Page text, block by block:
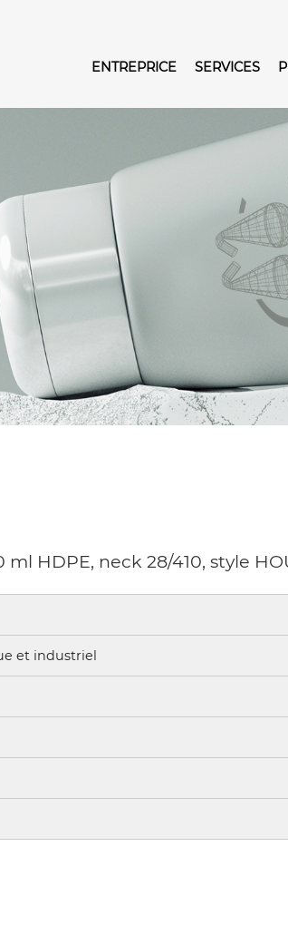
ENTREPRICE SERVICES
HDPE, neck 28/410, style
et industriel